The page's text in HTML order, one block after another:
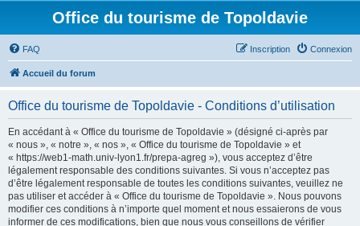
Office du tourisme de Topoldavie
FAQ Connexion
Inscription
Accueil du forum
Office du tourisme de Topoldavie - Conditions d’utilisation
En accédant à « Office du tourisme de Topoldavie » (désigné ci-après par
« nous », « notre », « nos », « Office du tourisme de Topoldavie » et
« https://web1-math.univ-lyon1.fr/prepa-agreg »), vous acceptez d’être
légalement responsable des conditions suivantes. Si vous n’acceptez pas
d’être légalement responsable de toutes les conditions suivantes, veuillez ne
pas utiliser et accéder à « Office du tourisme de Topoldavie ». Nous pouvons
modifier ces conditions à n’importe quel moment et nous essaierons de vous
informer de ces modifications, bien que nous vous conseillons de vérifier